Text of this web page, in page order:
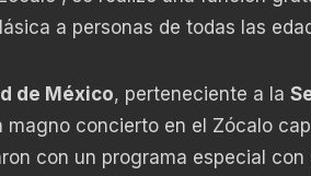
a personas de todas las
de México, perteneciente a la
concierto en el Zócalo
con un programa especial